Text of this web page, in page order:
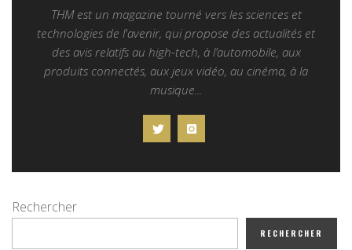
THM est un magazine tourné vers les sciences et
technologies de l'avenir, qui propose des actualités et
des avis relatifs au high-tech, à l’automobile, aux
produits connectés, aux jeux vidéo, au cinéma, à la
musique...
Rechercher
RECHERCHER